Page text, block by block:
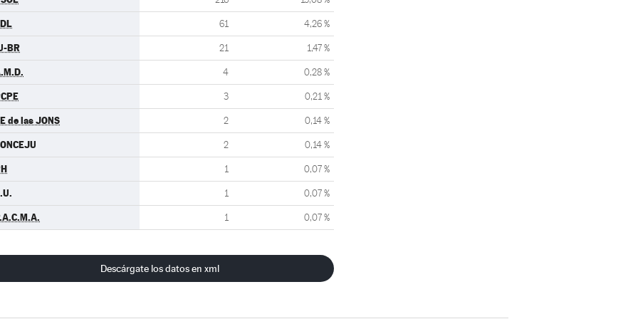
61 4,26 %
BR 21 1,47 %
4 0,28 %
3 0,21 %
de las JONS 2 0,14 %
2 0,14 %
1 0,07 %
1 0,07 %
1 0,07 %
Descárgate los datos en xml